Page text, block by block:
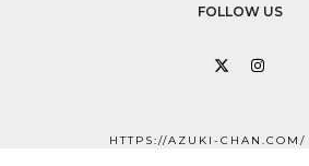
FOLLOW US
X Instagram
HTTPS://AZUKI-CHAN.COM/